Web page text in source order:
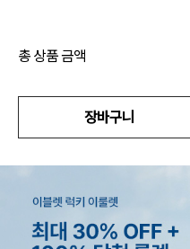
총 상품 금액
장바구니